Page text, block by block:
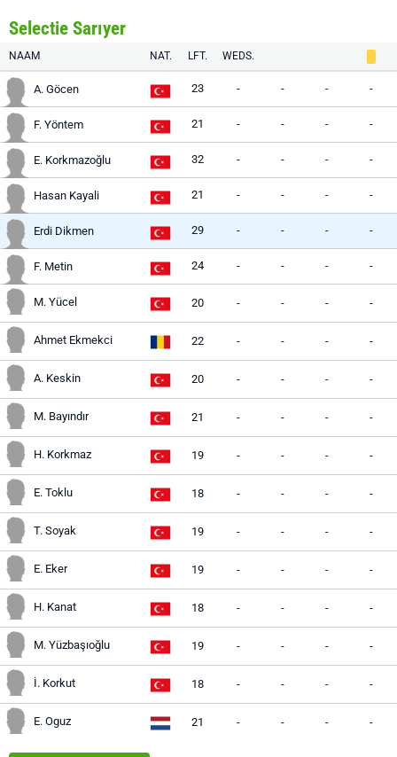
Selectie Sarıyer
NAAM NAT. LFT. WEDS.
A. Göcen 23 - - - -
F. Yöntem 21 - - - -
E. Korkmazoğlu 32 - - - -
Hasan Kayali 21 - - - -
Erdi Dikmen 29 - - - -
F. Metin 24 - - - -
M. Yücel 20 - - - -
Ahmet Ekmekci 22 - - - -
A. Keskin 20 - - - -
M. Bayındır 21 - - - -
H. Korkmaz 19 - - - -
E. Toklu 18 - - - -
T. Soyak 19 - - - -
E. Eker 19 - - - -
H. Kanat 18 - - - -
M. Yüzbaşıoğlu 19 - - - -
İ. Korkut 18 - - - -
E. Oguz 21 - - - -